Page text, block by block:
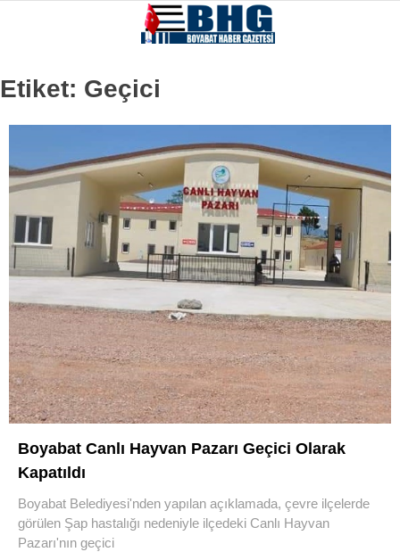
Etiket: Geçici
Boyabat Canlı Hayvan Pazarı Geçici Olarak
Kapatıldı
Boyabat Belediyesi'nden yapılan açıklamada, çevre ilçelerde
görülen Şap hastalığı nedeniyle ilçedeki Canlı Hayvan
Pazarı'nın geçici